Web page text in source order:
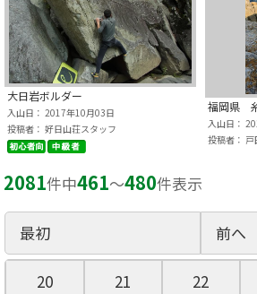
大日岩ボルダー
入山日： 2017年10月03日
投稿者： 好日山荘スタッフ
福岡県
入山日：
投稿者：
2081件中461〜480件表示
最初 前へ
20 21 22